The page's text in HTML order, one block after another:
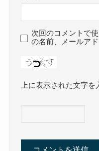
次回のコメントで
の名前、メールア
上に表示された文字を